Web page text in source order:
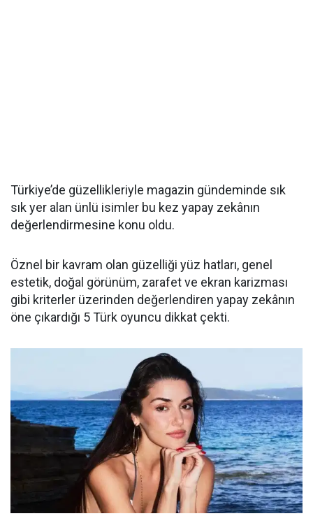
Türkiye’de güzellikleriyle magazin gündeminde sık
sık yer alan ünlü isimler bu kez yapay zekânın
değerlendirmesine konu oldu.
Öznel bir kavram olan güzelliği yüz hatları, genel
estetik, doğal görünüm, zarafet ve ekran karizması
gibi kriterler üzerinden değerlendiren yapay zekânın
öne çıkardığı 5 Türk oyuncu dikkat çekti.